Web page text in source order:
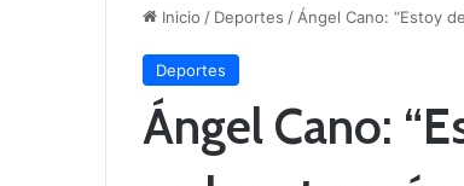
Inicio / Deportes / Ángel Cano: “Estoy
Deportes
Ángel Cano: